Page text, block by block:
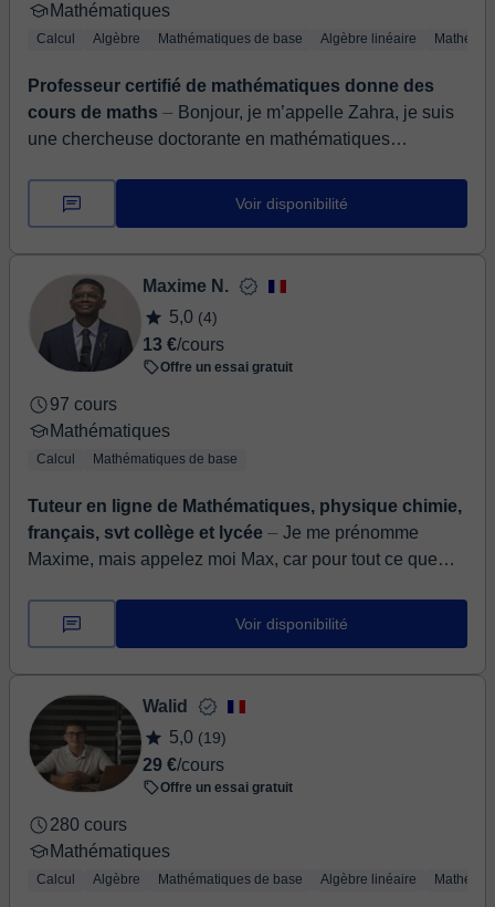
Mathématiques
Calcul Algèbre Mathématiques de base Algèbre linéaire
Professeur certifié de mathématiques donne des
cours de maths ⏤ Bonjour, je m’appelle Zahra, je suis
une chercheuse doctorante en mathématiques
des cours perso...
Voir disponibilité
Maxime N.
5,0 (4)
13 €/cours
Offre un essai gratuit
97 cours
Mathématiques
Calcul Mathématiques de base
Tuteur en ligne de Mathématiques, physique chimie,
français, svt collège et lycée ⏤ Je me prénomme
Maxime, mais appelez moi Max, car pour tout ce que
parcours académatique comprend un ...
Voir disponibilité
Walid
5,0 (19)
29 €/cours
Offre un essai gratuit
280 cours
Mathématiques
Calcul Algèbre Mathématiques de base Algèbre linéaire